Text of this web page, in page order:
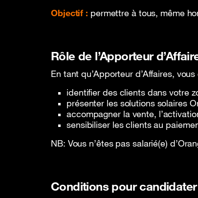
Objectif : permettre à tous, même
Rôle de l’Apporteur
En tant qu’Apporteur d’Affaires,
identifier des clients dans votre
présenter les solutions solaires
accompagner la vente,
sensibiliser les clients au
NB: Vous n’êtes pas salarié(e)
Conditions pour candidater